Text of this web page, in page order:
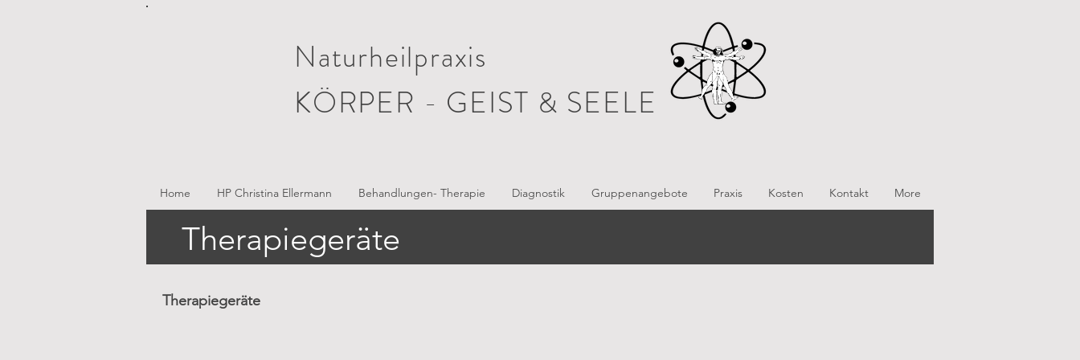
KÖRPER - GEIST & SEELE
Naturheilpraxis
Home HP Christina Ellermann Behandlungen- Therapie Diagnostik Gruppenangebote Praxis Kosten Kontakt More
Therapiegeräte
Therapiegeräte